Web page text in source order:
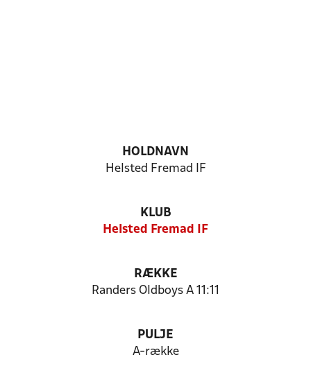
HOLDNAVN
Helsted Fremad IF
KLUB
Helsted Fremad IF
RÆKKE
Randers Oldboys A 11:11
PULJE
A-række